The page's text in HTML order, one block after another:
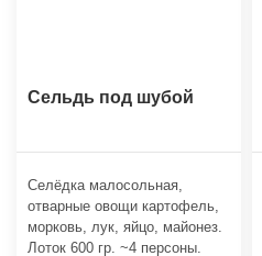
Сельдь под шубой
Селёдка малосольная,
отварные овощи картофель,
морковь, лук, яйцо, майонез.
Лоток 600 гр. ~4 персоны.